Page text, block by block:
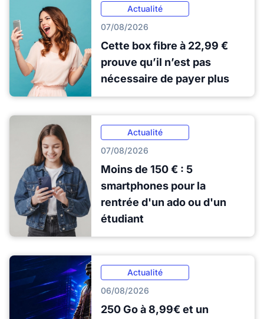
Actualité
07/08/2026
Cette box fibre à 22,99 €
prouve qu’il n’est pas
nécessaire de payer plus
Actualité
07/08/2026
Moins de 150 € : 5
smartphones pour la
rentrée d'un ado ou d'un
étudiant
Actualité
06/08/2026
250 Go à 8,99€ et un